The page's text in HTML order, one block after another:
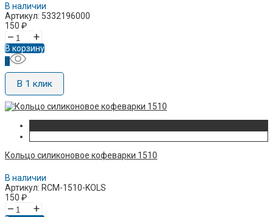
В наличии
Артикул: 5332196000
150 ₽
– +
В корзину
В 1 клик
Кольцо силиконовое кофеварки 1510
В наличии
Артикул: RCM-1510-KOLS
150 ₽
– +